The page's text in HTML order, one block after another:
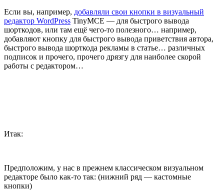
Если вы, например, добавляли свои кнопки в визуальный
редактор WordPress TinyMCE — для быстрого вывода
шорткодов, или там ещё чего-то полезного… например,
добавляют кнопку для быстрого вывода приветствия автора,
быстрого вывода шорткода рекламы в статье… различных
подписок и прочего, прочего дрязгу для наиболее скорой
работы с редактором…
Итак:
Предположим, у нас в прежнем классическом визуальном
редакторе было как-то так: (нижний ряд — кастомные
кнопки)